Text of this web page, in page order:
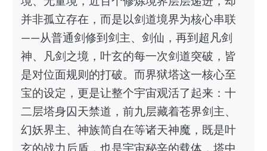
并非孤立存在，而是以剑道境界为核心串联
——从普通剑修到剑主、剑仙，再到超凡剑
神、凡剑之境，叶玄的每一次剑道突破，皆
是对位面规则的打破。而界狱塔这一核心至
宝的设定，更是让整个宇宙观活了起来：十
二层塔身囚天禁道，前九层藏着苍界剑主、
幻妖界主、神族简自在等诸天神魔，既是叶